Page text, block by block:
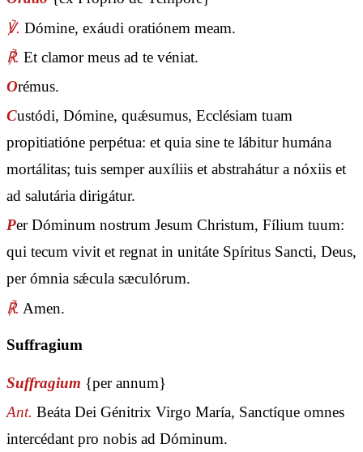
℣. Dómine, exáudi oratiónem meam.
℟. Et clamor meus ad te véniat.
Orémus.
Custódi, Dómine, quǽsumus, Ecclésiam tuam
propitiatióne perpétua: et quia sine te lábitur humána
mortálitas; tuis semper auxíliis et abstrahátur a nóxiis et
ad salutária dirigátur.
Per Dóminum nostrum Jesum Christum, Fílium tuum:
qui tecum vivit et regnat in unitáte Spíritus Sancti, Deus,
per ómnia sǽcula sæculórum.
℟. Amen.
Suffragium
Suffragium {per annum}
Ant. Beáta Dei Génitrix Virgo María, Sanctíque omnes
intercédant pro nobis ad Dóminum.